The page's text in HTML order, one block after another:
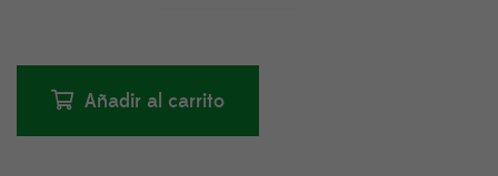
Añadir al carrito